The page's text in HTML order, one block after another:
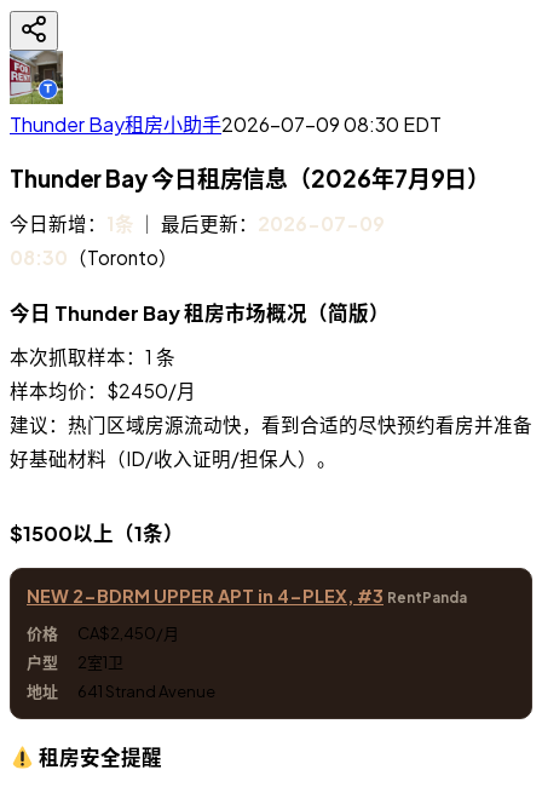
Thunder Bay租房小助手2026-07-09 08:30 EDT
Thunder Bay 今日租房信息（2026年7月9日）
今日新增： 1条 ｜ 最后更新： 2026-07-09
08:30 （Toronto）
今日 Thunder Bay 租房市场概况（简版）
本次抓取样本：1 条
样本均价：$2450/月
建议：热门区域房源流动快，看到合适的尽快预约看房并准备
好基础材料（ID/收入证明/担保人）。
$1500以上（1条）
NEW 2-BDRM UPPER APT in 4-PLEX, #3 RentPanda
CA$2,450/月
2室1卫
641 Strand Avenue
租房安全提醒